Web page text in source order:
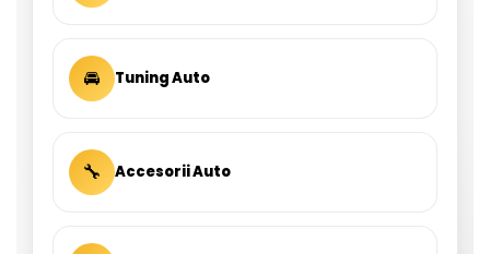
🚘 Tuning Auto
🔧 Accesorii Auto